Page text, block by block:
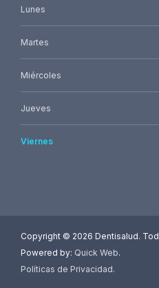
Lunes
Martes
Miércoles
Jueves
Viernes
Copyright © 2026 Dentisalud.
Powered by: Quick Web.
Políticas de Privacidad.